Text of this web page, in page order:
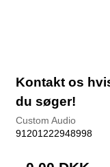
Kontakt os
du søger!
Custom Audio
91201222948998